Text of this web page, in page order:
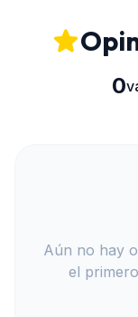
0
Aún no hay
el